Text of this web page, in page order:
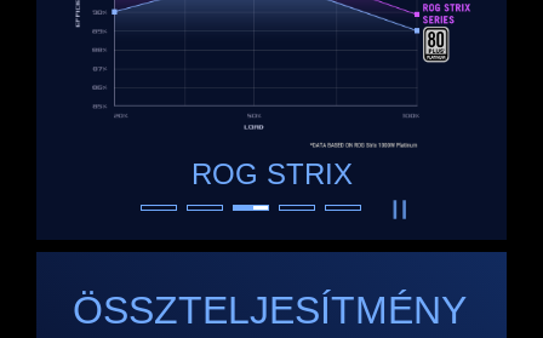
ROG STRIX
ÖSSZTELJESÍTMÉNY​